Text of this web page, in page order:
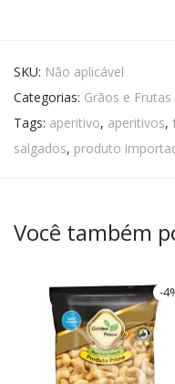
SKU: Não aplicável
Categorias: Grãos e Frutas
Tags: aperitivo, aperitivos,
salgados, produto
Você também
-4